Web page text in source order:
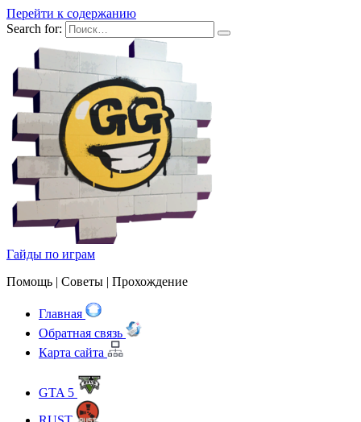
Перейти к содержанию
Search for:
Гайды по играм
Помощь | Cоветы | Прохождение
Главная
Обратная связь
Карта сайта
GTA 5